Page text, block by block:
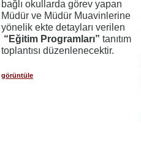
bağlı okullarda görev yapan
Müdür ve Müdür Muavinlerine
yönelik ekte detayları verilen
“Eğitim Programları” tanıtım
toplantısı düzenlenecektir.
görüntüle